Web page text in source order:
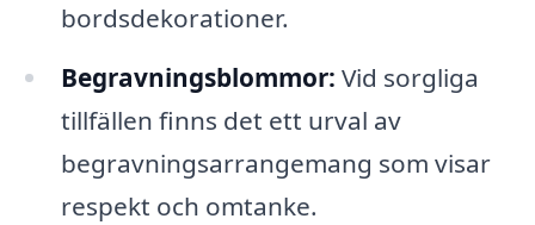
bordsdekorationer.
Begravningsblommor: Vid sorgliga
tillfällen finns det ett urval av
begravningsarrangemang som visar
respekt och omtanke.